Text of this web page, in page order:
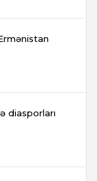
diasporları